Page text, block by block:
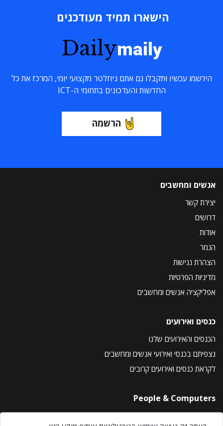
הישארו תמיד מעודכנים
Dailymaily
הירשמו עכשיו ותקבלו גם אתם ניוזלטר מקצועי יומי, המרכז את כל
החדשות והעדכונים בתחומי ה-ICT
הרשמה
אנשים ומחשבים
יצירת קשר
דרושים
אודות
הנמר
הצהרת נגישות
מדיניות הפרטיות
אפליקציה אנשים ומחשבים
כנסים ואירועים
הכנסים והאירועים שלנו
נצפיתם בכנסי ואירועי אנשים ומחשבים
לקראת כנסים ואירועים קרובים
People & Computers
About Us